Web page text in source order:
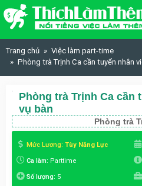
Skip to content
Trang chủ
Việc làm part-time
Phòng trà Trịnh Ca cần tuyển nhân
Phòng trà Trịnh Ca cần
vụ bàn
Phòng trà
Mức Lương: Tùy Năng Lực
Ca làm: Parttime
Số lượng: 5